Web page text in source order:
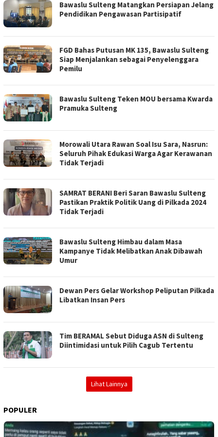
Bawaslu Sulteng Matangkan Persiapan Jelang
Pendidikan Pengawasan Partisipatif
FGD Bahas Putusan MK 135, Bawaslu Sulteng
Siap Menjalankan sebagai Penyelenggara
Pemilu
Bawaslu Sulteng Teken MOU bersama Kwarda
Pramuka Sulteng
Morowali Utara Rawan Soal Isu Sara, Nasrun:
Seluruh Pihak Edukasi Warga Agar Kerawanan
Tidak Terjadi
SAMRAT BERANI Beri Saran Bawaslu Sulteng
Pastikan Praktik Politik Uang di Pilkada 2024
Tidak Terjadi
Bawaslu Sulteng Himbau dalam Masa
Kampanye Tidak Melibatkan Anak Dibawah
Umur
Dewan Pers Gelar Workshop Peliputan Pilkada
Libatkan Insan Pers
Tim BERAMAL Sebut Diduga ASN di Sulteng
Diintimidasi untuk Pilih Cagub Tertentu
Lihat Lainnya
POPULER